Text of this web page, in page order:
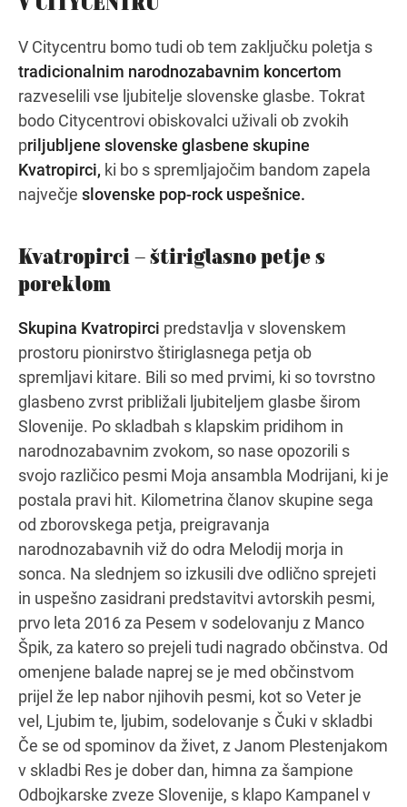
Navodila za pot
V Citycentru bomo tudi ob tem zaključku poletja s
tradicionalnim narodnozabavnim koncertom
razveselili vse ljubitelje slovenske glasbe. Tokrat
bodo Citycentrovi obiskovalci uživali ob zvokih
priljubljene slovenske glasbene skupine
Kvatropirci, ki bo s spremljajočim bandom zapela
največje slovenske pop-rock uspešnice.
Kvatropirci – štiriglasno petje s
poreklom
Skupina Kvatropirci predstavlja v slovenskem
prostoru pionirstvo štiriglasnega petja ob
spremljavi kitare. Bili so med prvimi, ki so tovrstno
glasbeno zvrst približali ljubiteljem glasbe širom
Slovenije. Po skladbah s klapskim pridihom in
narodnozabavnim zvokom, so nase opozorili s
svojo različico pesmi Moja ansambla Modrijani, ki je
postala pravi hit. Kilometrina članov skupine sega
od zborovskega petja, preigravanja
narodnozabavnih viž do odra Melodij morja in
sonca. Na slednjem so izkusili dve odlično sprejeti
in uspešno zasidrani predstavitvi avtorskih pesmi,
prvo leta 2016 za Pesem v sodelovanju z Manco
Špik, za katero so prejeli tudi nagrado občinstva. Od
omenjene balade naprej se je med občinstvom
prijel že lep nabor njihovih pesmi, kot so Veter je
vel, Ljubim te, ljubim, sodelovanje s Čuki v skladbi
Če se od spominov da živet, z Janom Plestenjakom
v skladbi Res je dober dan, himna za šampione
Odbojkarske zveze Slovenije, s klapo Kampanel v